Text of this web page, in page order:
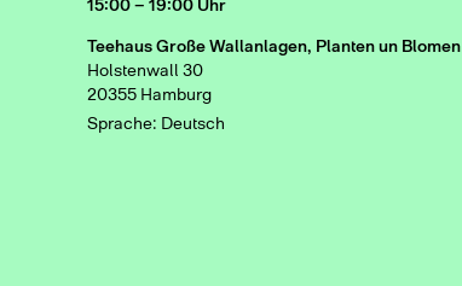
15:00 – 19:00 Uhr
Teehaus Große Wallanlagen, Planten un Blomen
Holstenwall 30
20355 Hamburg
Sprache: Deutsch